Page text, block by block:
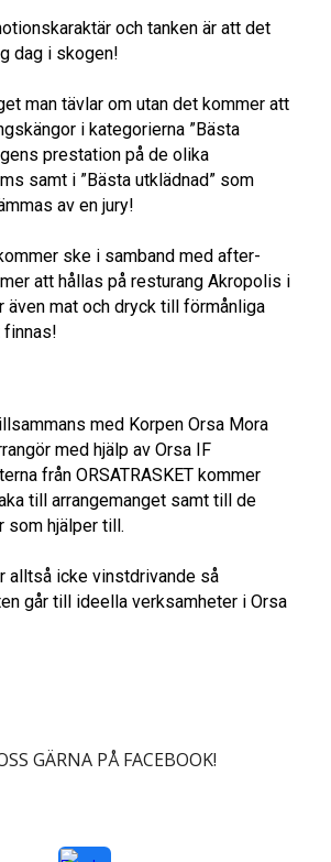
och tanken är att det
dag i skogen!
man tävlar om utan det kommer att
i kategorierna ”Bästa
prestation på de olika
samt i ”Bästa utklädnad” som
av en jury!
ske i samband med after-
att hållas på resturang Akropolis i
även mat och dryck till förmånliga
finnas!
med Korpen Orsa Mora
med hjälp av Orsa IF
från ORSATRASKET kommer
till arrangemanget samt till de
som hjälper till.
alltså icke vinstdrivande så
går till ideella verksamheter i Orsa
GÄRNA PÅ FACEBOOK!